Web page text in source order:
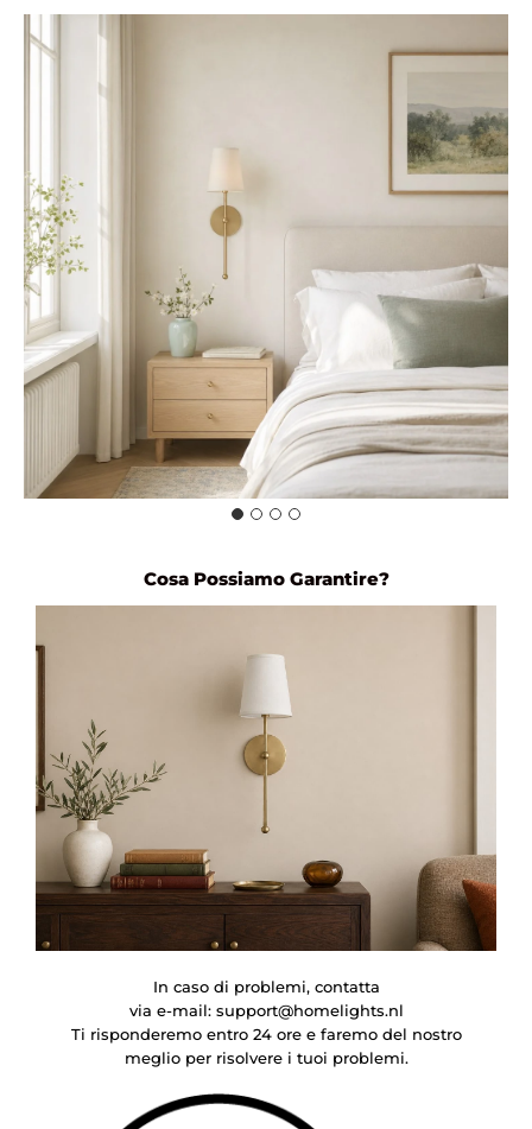
Cosa Possiamo Garantire?
In caso di problemi, contatta
via e-mail: support@homelights.nl
Ti risponderemo entro 24 ore e faremo del nostro
meglio per risolvere i tuoi problemi.